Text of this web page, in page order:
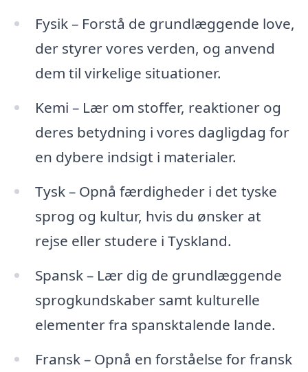
Fysik – Forstå de grundlæggende love,
der styrer vores verden, og anvend
dem til virkelige situationer.
Kemi – Lær om stoffer, reaktioner og
deres betydning i vores dagligdag for
en dybere indsigt i materialer.
Tysk – Opnå færdigheder i det tyske
sprog og kultur, hvis du ønsker at
rejse eller studere i Tyskland.
Spansk – Lær dig de grundlæggende
sprogkundskaber samt kulturelle
elementer fra spansktalende lande.
Fransk – Opnå en forståelse for fransk